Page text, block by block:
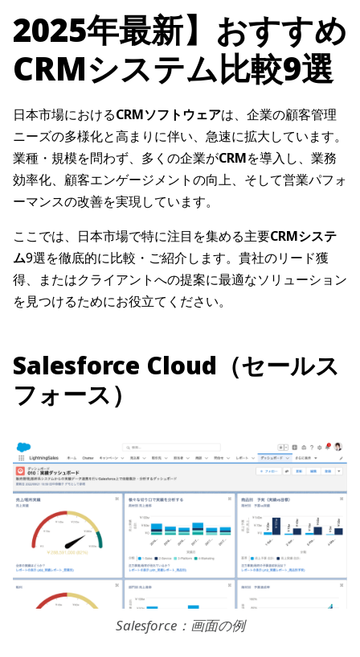
2025年最新】おすすめ
CRMシステム比較9選
日本市場におけるCRMソフトウェアは、企業の顧客管理
ニーズの多様化と高まりに伴い、急速に拡大しています。
業種・規模を問わず、多くの企業がCRMを導入し、業務
効率化、顧客エンゲージメントの向上、そして営業パフォ
ーマンスの改善を実現しています。
ここでは、日本市場で特に注目を集める主要CRMシステ
ム9選を徹底的に比較・ご紹介します。貴社のリード獲
得、またはクライアントへの提案に最適なソリューション
を見つけるためにお役立てください。
Salesforce Cloud（セールス
フォース）
Salesforce：画面の例